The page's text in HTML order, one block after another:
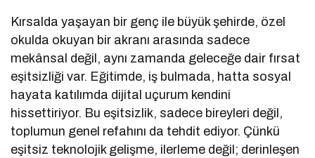
Kırsalda yaşayan bir genç ile büyük şehirde, özel
okulda okuyan bir akranı arasında sadece
mekânsal değil, aynı zamanda geleceğe dair fırsat
eşitsizliği var. Eğitimde, iş bulmada, hatta sosyal
hayata katılımda dijital uçurum kendini
hissettiriyor. Bu eşitsizlik, sadece bireyleri değil,
toplumun genel refahını da tehdit ediyor. Çünkü
eşitsiz teknolojik gelişme, ilerleme değil; derinleşen